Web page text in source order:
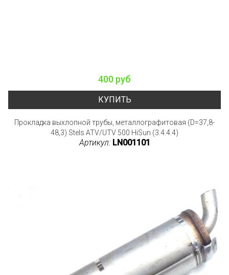
400 руб
КУПИТЬ
Прокладка выхлопной трубы, металлографитовая (D=37,8-
48,3) Stels ATV/UTV 500 HiSun (3.4.4.4)
Артикул: LN001101